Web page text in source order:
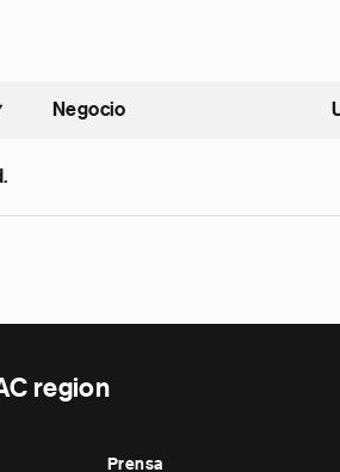
Ordenar ascendente
Negocio
region
Prensa